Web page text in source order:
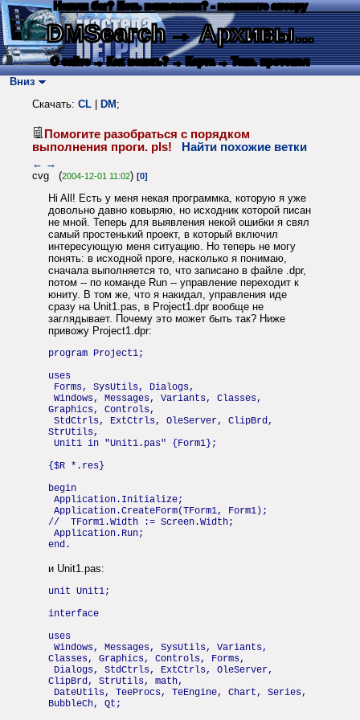
Нашли баг? Есть пожелания? - напишите автору
DMSearch→ Архивы...
О сайте → Как искать? → Карта → Текс. протокол
Вниз
Скачать: CL DM ;
Помогите разобраться с порядком
выполнения проги. pls!
Найти похожие ветки
← →
cvg (2004-12-01 11:02) [0]
Hi All! Есть у меня некая программка, которую я уже
довольно давно ковыряю, но исходник которой писан
не мной. Теперь для выявления некой ошибки я свял
самый простенький проект, в который включил
интересующую меня ситуацию. Но теперь не могу
понять: в исходной проге, насколько я понимаю,
сначала выполняется то, что записано в файле .dpr,
потом -- по команде Run -- управление переходит к
юниту. В том же, что я накидал, управления иде
сразу на Unit1.pas, в Project1.dpr вообще не
заглядывает. Почему это может быть так? Ниже
привожу Project1.dpr:
program Project1;
uses
Forms, SysUtils, Dialogs,
Windows, Messages, Variants, Classes,
Graphics, Controls,
StdCtrls, ExtCtrls, OleServer, ClipBrd,
StrUtils,
Unit1 in "Unit1.pas" {Form1};
{$R *.res}
begin
Application.Initialize;
Application.CreateForm(TForm1, Form1);
// TForm1.Width := Screen.Width;
Application.Run;
end.
и Unit1.pas:
unit Unit1;
interface
uses
Windows, Messages, SysUtils, Variants,
Classes, Graphics, Controls, Forms,
Dialogs, StdCtrls, ExtCtrls, OleServer,
ClipBrd, StrUtils, math,
DateUtils, TeeProcs, TeEngine, Chart, Series,
BubbleCh, Qt;